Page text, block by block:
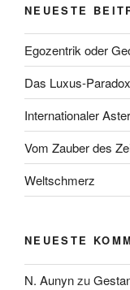
NEUESTE
Egozentrik oder
Das Luxus-Paradox
Internationaler
Vom Zauber des
Weltschmerz
NEUESTE
N. Aunynzu